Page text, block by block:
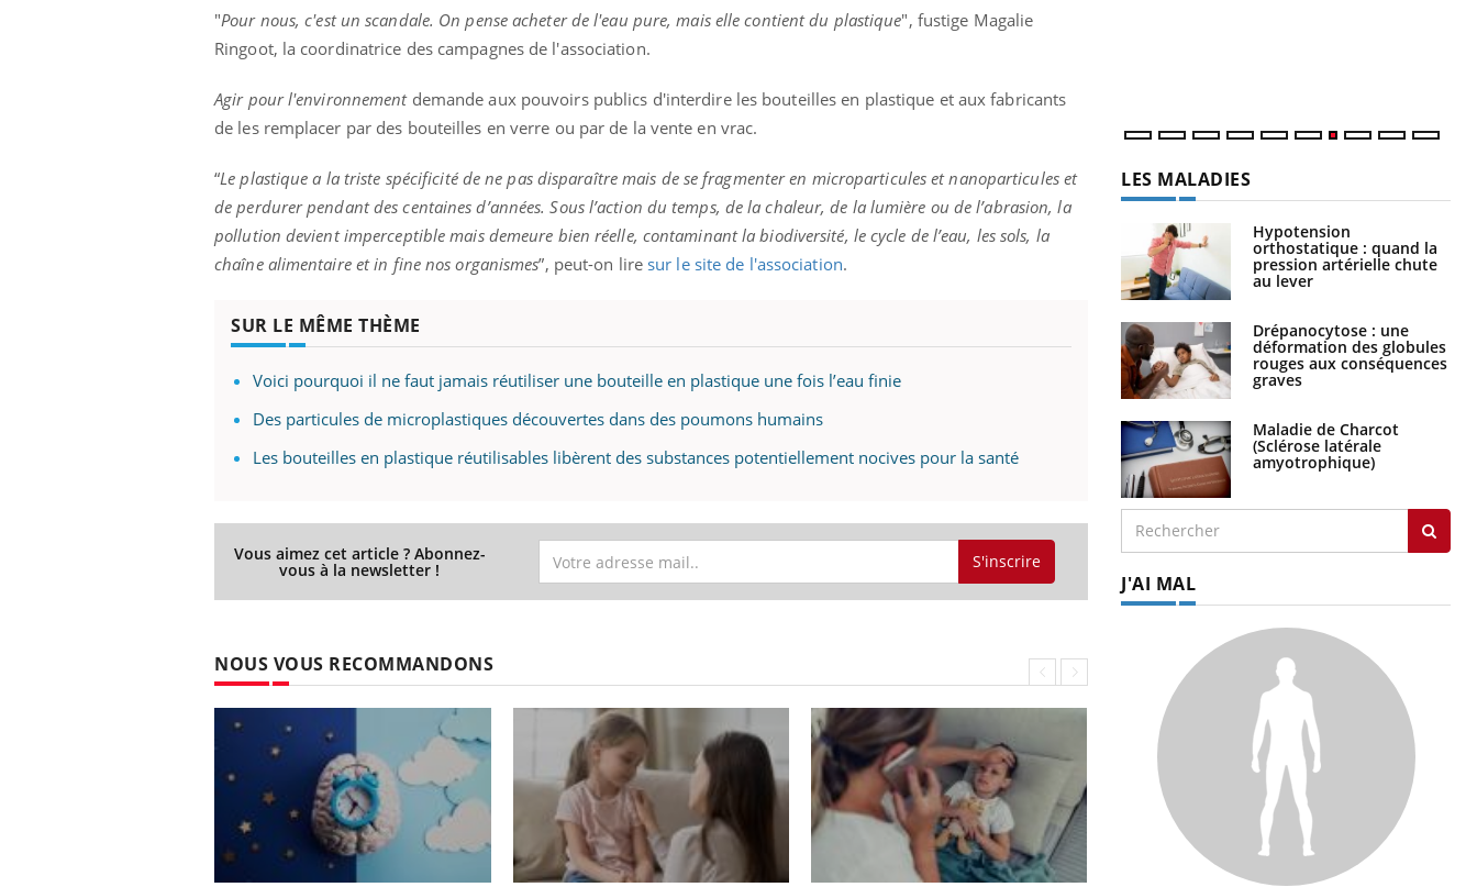
"Pour nous, c'est un scandale. On pense acheter de l'eau pure, mais elle contient du plastique", fustige Magalie
Ringoot, la coordinatrice des campagnes de l'association.
Agir pour l'environnementdemande aux pouvoirs publics d'interdire les bouteilles en plastique et aux fabricants
de les remplacer par des bouteilles en verre ou par de la vente en vrac.
“Le plastique a la triste spécificité de ne pas disparaître mais de se fragmenter en microparticules et nanoparticules et
de perdurer pendant des centaines d’années. Sous l’action du temps, de la chaleur, de la lumière ou de l’abrasion, la
pollution devient imperceptible mais demeure bien réelle, contaminant la biodiversité, le cycle de l’eau, les sols, la
chaîne alimentaire et in fine nos organismes”, peut-on liresur le site de l'association.
SUR LE MÊME THÈME
Voici pourquoi il ne faut jamais réutiliser une bouteille en plastique une fois l’eau finie
Des particules de microplastiques découvertes dans des poumons humains
Les bouteilles en plastique réutilisables libèrent des substances potentiellement nocives pour la santé
Vous aimez cet article ? Abonnez-
vous à la newsletter ! S'inscrire
NOUS VOUS RECOMMANDONS
LES MALADIES
Hypotension
orthostatique : quand la
pression artérielle chute
au lever
Drépanocytose : une
déformation des globules
rouges aux conséquences
graves
Maladie de Charcot
(Sclérose latérale
amyotrophique)
J'AI MAL